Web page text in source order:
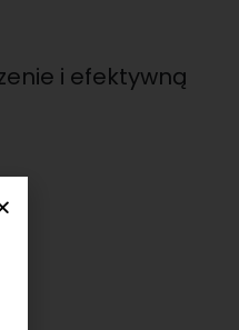
i efektywną